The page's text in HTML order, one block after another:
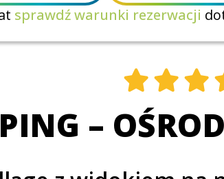
sprawdź warunki rezerwacji
–